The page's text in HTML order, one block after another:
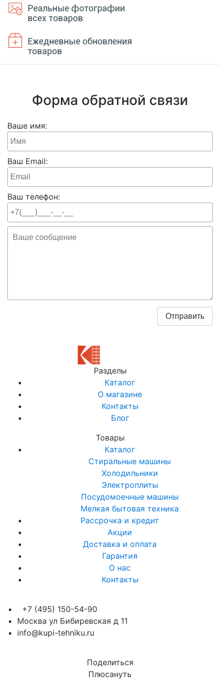
Форма обратной связи
Ваше имя:
Ваш Email:
Ваш телефон:
Разделы
Каталог
О магазине
Контакты
Блог
Товары
Каталог
Стиральные машины
Холодильники
Электроплиты
Посудомоечные машины
Мелкая бытовая техника
Рассрочка и кредит
Акции
Доставка и оплата
Гарантия
О нас
Контакты
+7 (495) 150-54-90
Москва ул Бибиревская д 11
info@kupi-tehniku.ru
Поделиться
Плюсануть